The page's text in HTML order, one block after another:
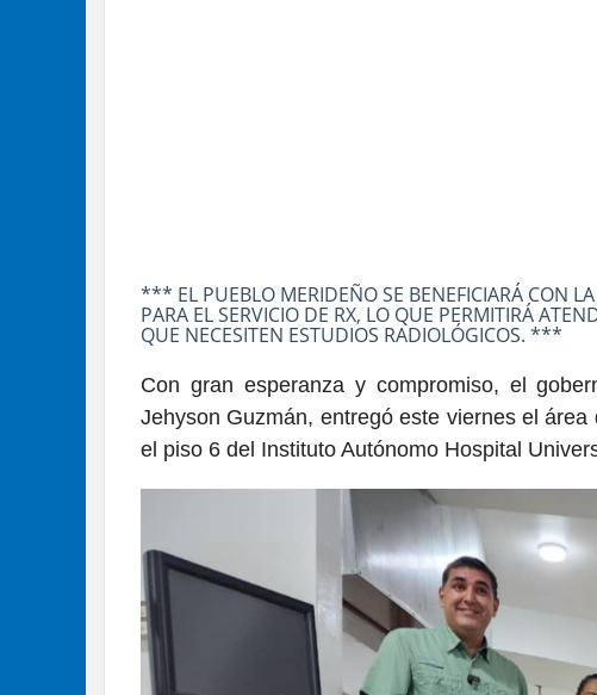
*** EL PUEBLO MERIDEÑO SE BENEFICIARÁ CON
PARA EL SERVICIO DE RX, LO QUE PERMITIRÁ
QUE NECESITEN ESTUDIOS RADIOLÓGICOS. ***
Con gran esperanza y compromiso, el
Jehyson Guzmán, entregó este viernes el
el piso 6 del Instituto Autónomo Hospital